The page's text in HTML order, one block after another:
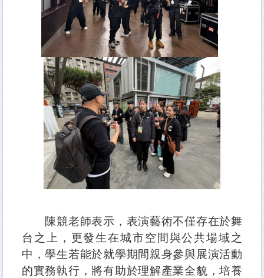
陳競老師表示，表演藝術不僅存在於舞
台之上，更發生在城市空間與公共場域之
中，學生若能於就學期間親身參與展演活動
的實務執行，將有助於理解產業全貌，培養